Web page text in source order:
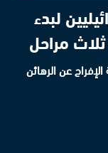
لبدء
مراحل
عن الرهائن